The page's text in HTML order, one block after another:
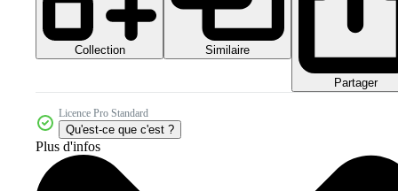
Collection Similaire
Partager
Licence Pro Standard
Qu'est-ce que c'est ?
Plus d'infos